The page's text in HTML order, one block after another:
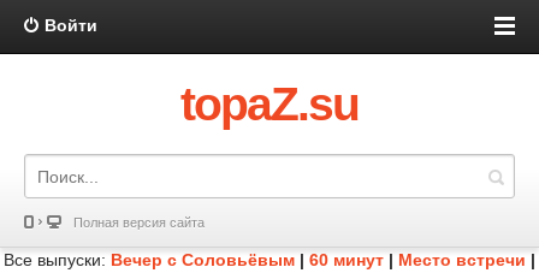
Войти
topaZ.su
Полная версия сайта
Все выпуски: Вечер с Соловьёвым | 60 минут | Место встречи |